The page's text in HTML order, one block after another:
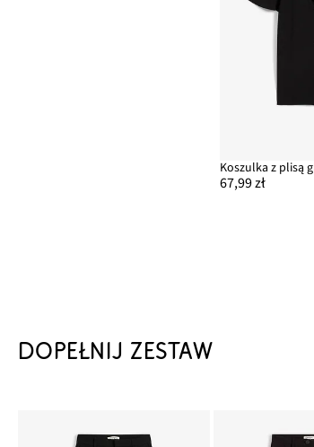
Koszulka z plisą
67,99 zł
DOPEŁNIJ ZESTAW